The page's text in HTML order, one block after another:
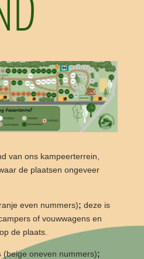
van ons kampeerterrein,
de plaatsen ongeveer
even nummers); deze is
of vouwwagens en
de plaats.
(beige oneven nummers);